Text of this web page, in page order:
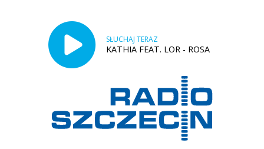
SŁUCHAJ TERAZ
KATHIA FEAT. LOR - ROSA